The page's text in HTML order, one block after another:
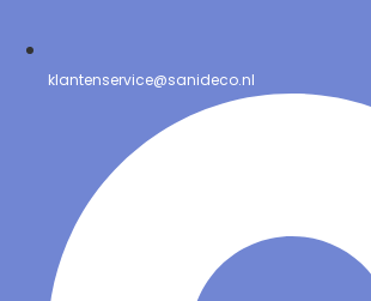
klantenservice@sanideco.nl